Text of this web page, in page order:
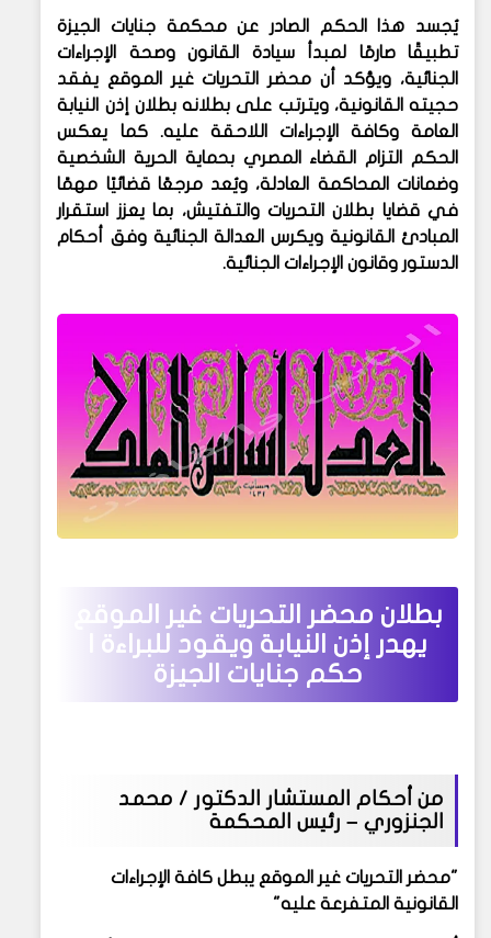
يُجسد هذا الحكم الصادر عنمحكمة جنايات الجيزة
تطبيقًا صارمًا لمبدأسيادة القانون وصحة الإجراءات
الجنائية، ويؤكد أن محضر التحريات غير الموقع يفقد
حجيته القانونية، ويترتب على بطلانهبطلان إذن النيابة
العامة وكافة الإجراءات اللاحقة عليه. كما يعكس
الحكم التزام القضاء المصري بحماية
الحرية الشخصية
وضمانات
المحاكمة العادلة، ويُعد مرجعًا قضائيًا مهمًا
في قضايا بطلان التحريات والتفتيش، بما يعزز استقرار
المبادئ القانونية ويكرس العدالة الجنائية وفق أحكام
الدستور وقانون الإجراءات الجنائية.
بطلان محضر التحريات غير الموقع
يهدر إذن النيابة ويقود للبراءة |
حكم جنايات الجيزة
من أحكام المستشار الدكتور / محمد
الجنزوري – رئيس المحكمة
"محضر التحريات غير الموقع يبطل كافة الإجراءات
القانونية المتفرعة عليه"